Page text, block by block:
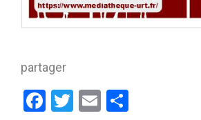
partager
Facebook
Twitter
Email